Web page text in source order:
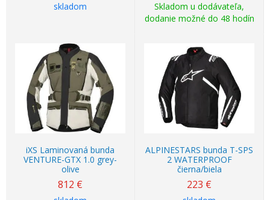
skladom
Skladom u dodávateľa,
dodanie možné do 48 hodín
iXS Laminovaná bunda
VENTURE-GTX 1.0 grey-
olive
812 €
ALPINESTARS bunda T-SPS
2 WATERPROOF
čierna/biela
223 €